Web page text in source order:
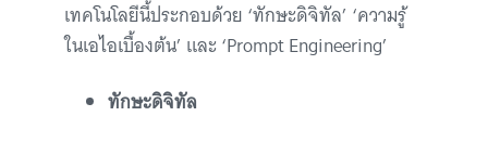
เทคโนโลยีนี้ประกอบด้วย ‘ทักษะดิจิทัล’ ‘ความรู้
ในเอไอเบื้องต้น’ และ ‘Prompt Engineering’
ทักษะดิจิทัล